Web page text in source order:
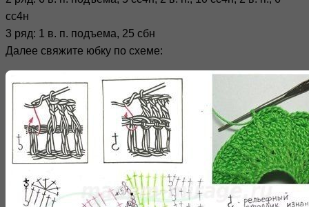
сс4н
3 ряд: 1 в. п. подъема, 25 сбн
Далее свяжите юбку по схеме: